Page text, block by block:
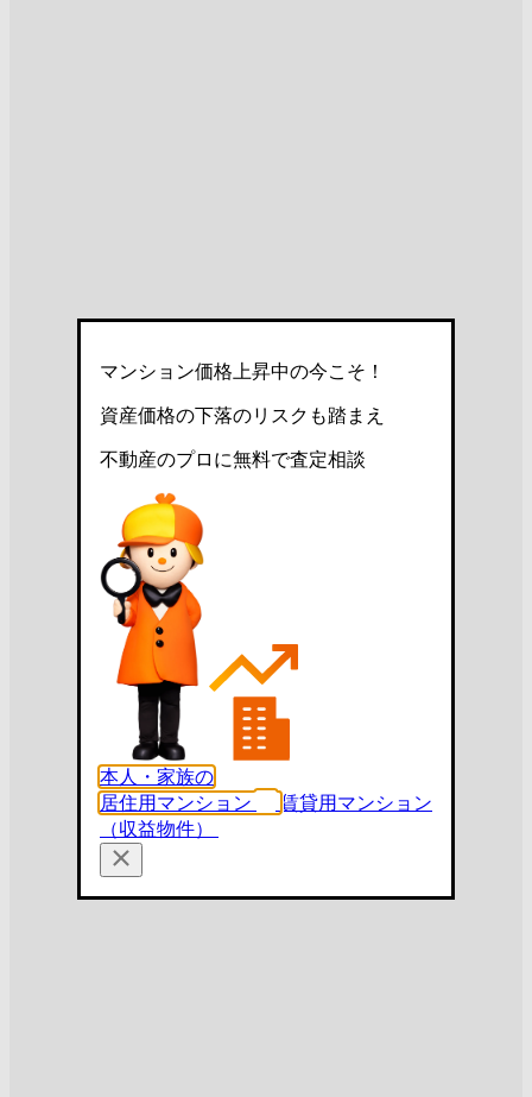
マンション価格上昇中の今こそ！
資産価格の下落のリスクも踏まえ
不動産のプロに無料で査定相談
本人・家族の
居住用マンション
賃貸用マンション
（収益物件）